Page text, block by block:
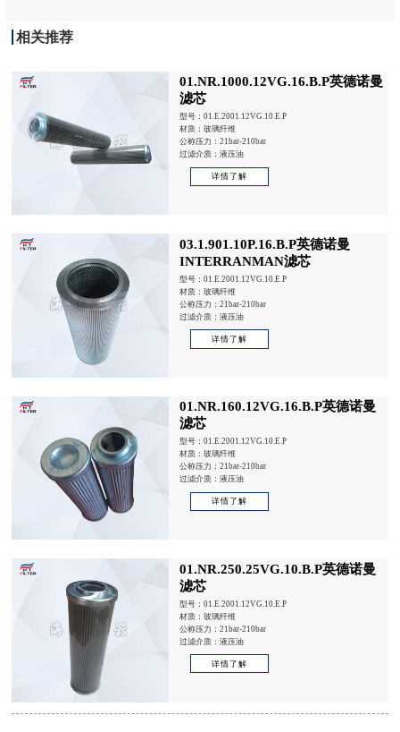
相关推荐
01.NR.1000.12VG.16.B.P英德诺曼
滤芯
型号：01.E.2001.12VG.10.E.P
材质：玻璃纤维
公称压力：21bar-210bar
过滤介质：液压油
详情了解
03.1.901.10P.16.B.P英德诺曼
INTERRANMAN滤芯
型号：01.E.2001.12VG.10.E.P
材质：玻璃纤维
公称压力：21bar-210bar
过滤介质：液压油
详情了解
01.NR.160.12VG.16.B.P英德诺曼
滤芯
型号：01.E.2001.12VG.10.E.P
材质：玻璃纤维
公称压力：21bar-210bar
过滤介质：液压油
详情了解
01.NR.250.25VG.10.B.P英德诺曼
滤芯
型号：01.E.2001.12VG.10.E.P
材质：玻璃纤维
公称压力：21bar-210bar
过滤介质：液压油
详情了解